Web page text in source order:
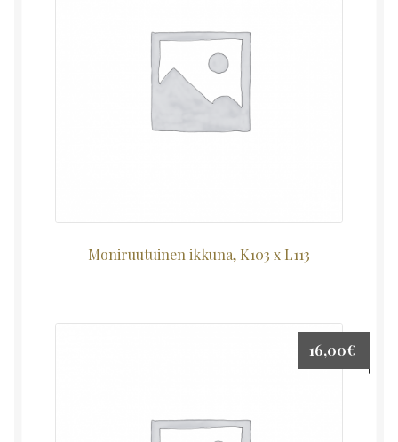
Moniruutuinen ikkuna, K103 x L113
16,00€